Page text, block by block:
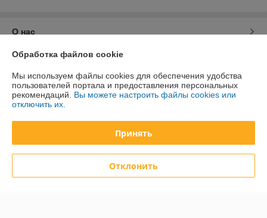
О нас
Контакты
Доставка и оплата
Полная версия сайта
Политика обработки cookies
Обработка файлов cookie
Мы используем файлы cookies для обеспечения удобства
пользователей портала и предоставления персональных
рекомендаций. Вы можете настроить файлы cookies или
отключить их.
Принять
Отклонить